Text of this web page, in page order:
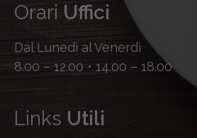
Orari Uffici
Dal Lunedì al Venerdì
8.00 – 12.00 • 14.00 – 18.00
Links Utili